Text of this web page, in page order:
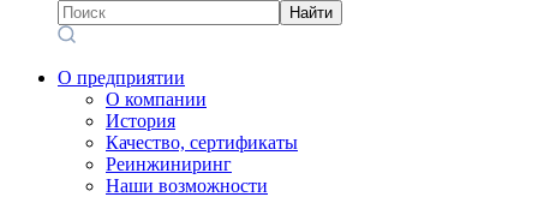
Найти
О предприятии
О компании
История
Качество, сертификаты
Реинжиниринг
Наши возможности